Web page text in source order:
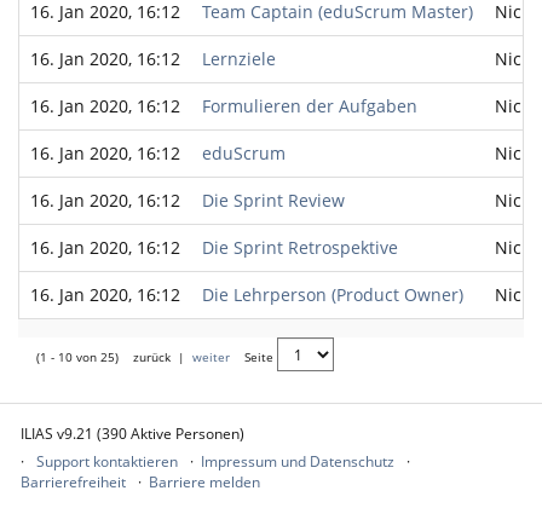
16. Jan 2020, 16:12 Team Captain (eduScrum Master)
16. Jan 2020, 16:12 Lernziele
16. Jan 2020, 16:12 Formulieren der Aufgaben
16. Jan 2020, 16:12 eduScrum
16. Jan 2020, 16:12 Die Sprint Review
16. Jan 2020, 16:12 Die Sprint Retrospektive
16. Jan 2020, 16:12 Die Lehrperson (Product Owner)
(1 - 10 von 25) zurück | weiter Seite
ILIAS v9.21 (390 Aktive Personen)
Support kontaktieren
Impressum und Datenschutz
Barrierefreiheit
Barriere melden